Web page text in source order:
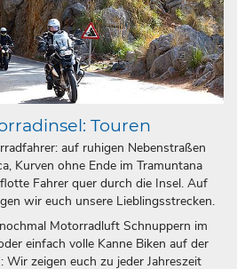
Touren
auf ruhigen Nebenstraßen
Kurven ohne Ende im Tramuntana
Fahrer quer durch die Insel. Auf
wir euch unsere Lieblingsstrecken.
Motorradluft Schnuppern im
einfach volle Kanne Biken auf der
zeigen euch zu jeder Jahreszeit